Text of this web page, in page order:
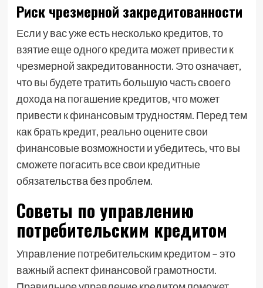
Риск чрезмерной закредитованности
Если у вас уже есть несколько кредитов, то
взятие еще одного кредита может привести к
чрезмерной закредитованности. Это означает,
что вы будете тратить большую часть своего
дохода на погашение кредитов, что может
привести к финансовым трудностям. Перед тем
как брать кредит, реально оцените свои
финансовые возможности и убедитесь, что вы
сможете погасить все свои кредитные
обязательства без проблем.
Советы по управлению
потребительским кредитом
Управление потребительским кредитом – это
важный аспект финансовой грамотности.